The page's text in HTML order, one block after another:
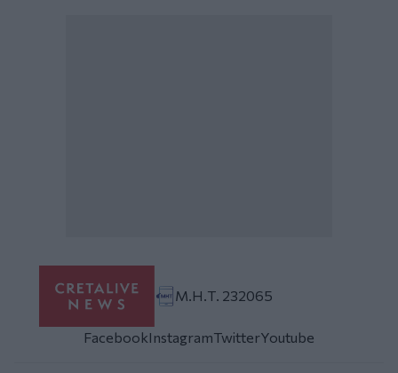
Μ.Η.Τ. 232065
FacebookInstagramTwitterYoutube